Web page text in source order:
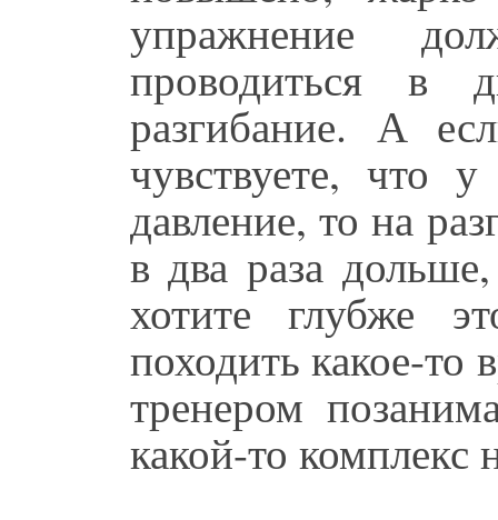
упражнение
проводиться в
разгибание. А
чувствуете, что
давление, то на
в два раза
хотите глубже
походить какое-то
тренером
какой-то комплекс